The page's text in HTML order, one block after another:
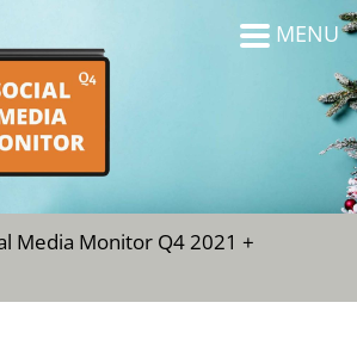
MENU
Media Monitor Q4 2021 +